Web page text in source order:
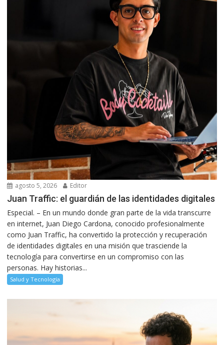
agosto 5, 2026 Editor
Juan Traffic: el guardián de las identidades digitales
Especial. – En un mundo donde gran parte de la vida transcurre
en internet, Juan Diego Cardona, conocido profesionalmente
como Juan Traffic, ha convertido la protección y recuperación
de identidades digitales en una misión que trasciende la
tecnología para convertirse en un compromiso con las
personas. Hay historias...
Salud y Tecnología